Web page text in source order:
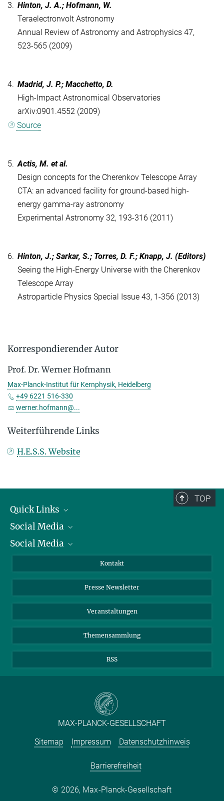
3. Hinton, J. A.; Hofmann, W.
Teraelectronvolt Astronomy
Annual Review of Astronomy and Astrophysics 47,
523-565 (2009)
4. Madrid, J. P.; Macchetto, D.
High-Impact Astronomical Observatories
arXiv:0901.4552 (2009)
Source
5. Actis, M. et al.
Design concepts for the Cherenkov Telescope Array
CTA: an advanced facility for ground-based high-
energy gamma-ray astronomy
Experimental Astronomy 32, 193-316 (2011)
6. Hinton, J.; Sarkar, S.; Torres, D. F.; Knapp, J. (Editors)
Seeing the High-Energy Universe with the Cherenkov
Telescope Array
Astroparticle Physics Special Issue 43, 1-356 (2013)
Korrespondierender Autor
Prof. Dr. Werner Hofmann
Max-Planck-Institut für Kernphysik, Heidelberg
+49 6221 516-330
werner.hofmann@...
Weiterführende Links
H.E.S.S. Website
TOP
Quick Links
Präsident
Zahlen und Fakten
Social Media
Bluesky
TikTok
Social Media
Instagram
YouTube
Kontakt
Presse Newsletter
Veranstaltungen
Themensammlung
RSS
MAX-PLANCK-GESELLSCHAFT
Sitemap
Impressum Datenschutzhinweis
Barrierefreiheit
2026, Max-Planck-Gesellschaft